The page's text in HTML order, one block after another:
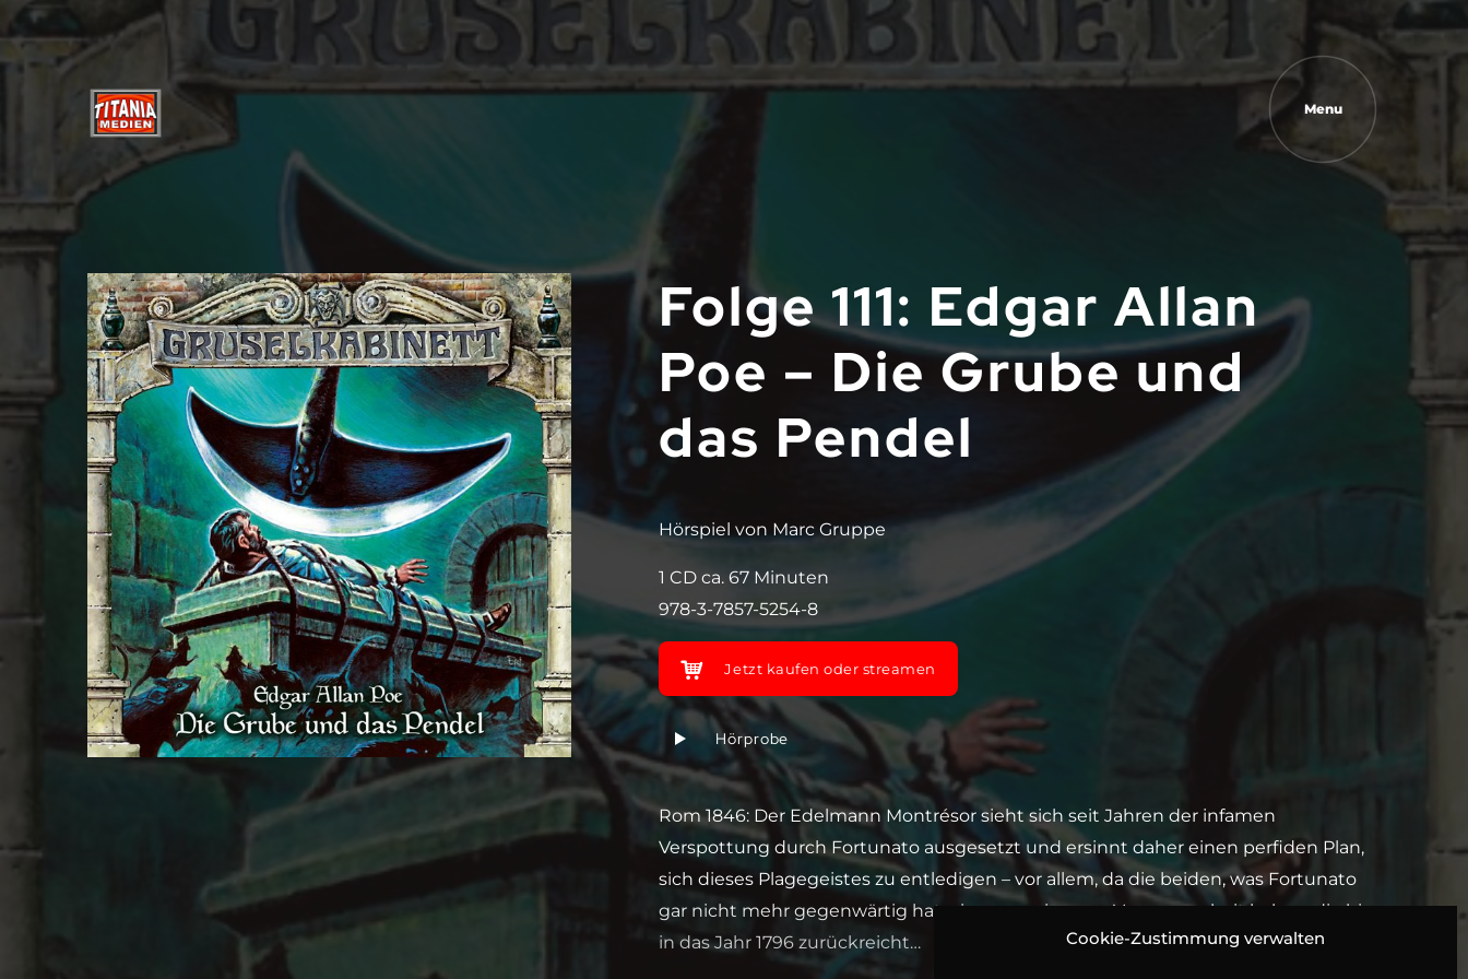
Cookie-Zustimmung verwalten
Menu
Folge 111: Edgar Allan
Poe – Die Grube und
das Pendel
Hörspiel von Marc Gruppe
1 CD ca. 67 Minuten
978-3-7857-5254-8
Jetzt kaufen oder streamen
Hörprobe
Rom 1846: Der Edelmann Montrésor sieht sich seit Jahren der infamen
Verspottung durch Fortunato ausgesetzt und ersinnt daher einen perfiden Plan,
sich dieses Plagegeistes zu entledigen – vor allem, da die beiden, was Fortunato
gar nicht mehr gegenwärtig hat, eine gemeinsame Vergangenheit haben, die bis
in das Jahr 1796 zurückreicht…